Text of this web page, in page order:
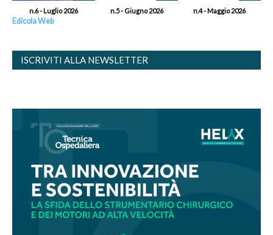
n.6 - Luglio 2026 n.5 - Giugno 2026 n.4 - Maggio 2026
Edicola Web
ISCRIVITI ALLA NEWSLETTER